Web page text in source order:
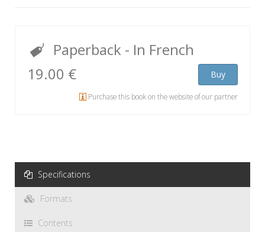
Paperback - In French
19.00 €
Buy
Purchase this book on the website of our partner
Specifications
Formats
Contents